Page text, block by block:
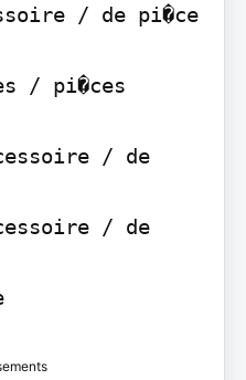
/ de pi�ce
/ pi�ces
/ de
/ de
Longueur de c�ble